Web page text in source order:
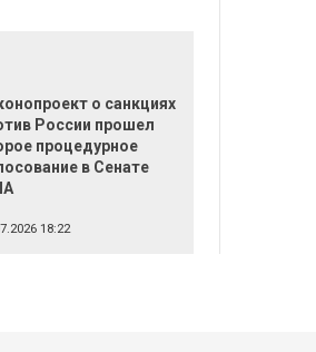
о санкциях
России прошел
процедурное
в Сенате
18:22